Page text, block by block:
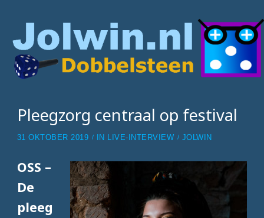
Pleegzorg centraal op festival
31 OKTOBER 2019 IN LIVE-INTERVIEW JOLWIN
OSS –
De
pleeg